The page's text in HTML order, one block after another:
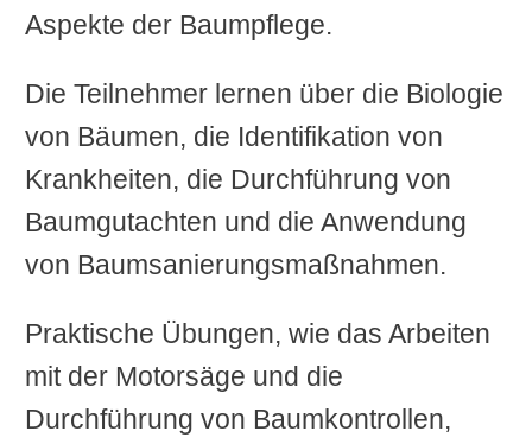
Aspekte der Baumpflege.
Die Teilnehmer lernen über die Biologie
von Bäumen, die Identifikation von
Krankheiten, die Durchführung von
Baumgutachten und die Anwendung
von Baumsanierungsmaßnahmen.
Praktische Übungen, wie das Arbeiten
mit der Motorsäge und die
Durchführung von Baumkontrollen,